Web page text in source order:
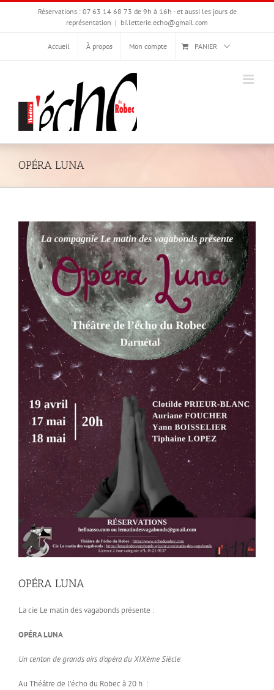
Passer
Réservations : 07 63 14 68 73 de 9h à 16h - et aussi les jours de
représentation | billetterie.echo@gmail.com
Accueil À propos Mon compte PANIER
OPÉRA LUNA
Voir
l'image
agrandie
OPÉRA LUNA
La cie Le matin des vagabonds présente :
OPÉRA LUNA
Un centon de grands airs d’opéra du XIXème Siècle
Au Théâtre de l’écho du Robec à 20 h :